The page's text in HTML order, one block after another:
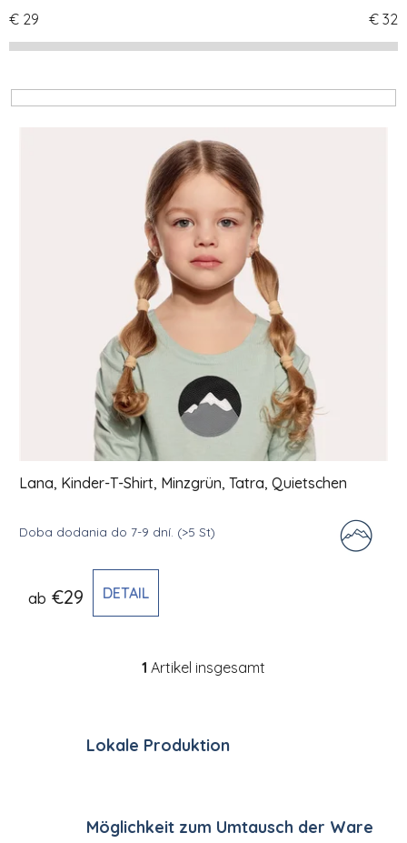
€ 29 € 32
Liste der Produkte
Lana, Kinder-T-Shirt, Minzgrün, Tatra, Quietschen
Doba dodania do 7-9 dní. (>5 St)
ab €29 DETAIL
Steuerelemente der
1 Artikel insgesamt
Lokale Produktion
Möglichkeit zum Umtausch der Ware